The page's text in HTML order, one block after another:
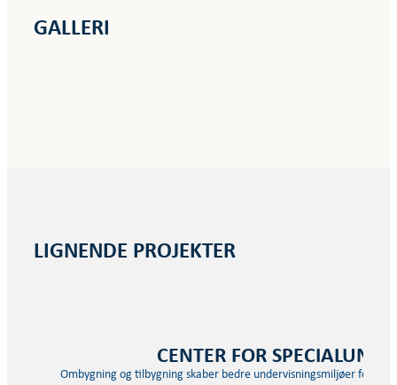
GALLERI
LIGNENDE PROJEKTER
CENTER FOR
Ombygning og tilbygning skaber bedre undervisningsmiljøer for